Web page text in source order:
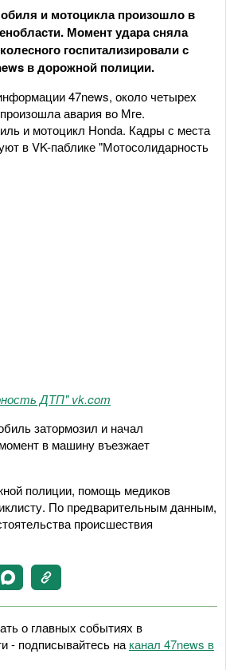
и мотоцикла произошло в
Момент удара сняла
госпитализировали с
в дорожной полиции.
47news, около четырех
авария во Мге.
и мотоцикл Honda. Кадры с места
в VK-паблике "Мотосолидарность
ДТП" vk.com
затормозил и начал
в машину въезжает
полиции, помощь медиков
По предварительным данным,
происшествия
о главных событиях в
- подписывайтесь на канал 47news в